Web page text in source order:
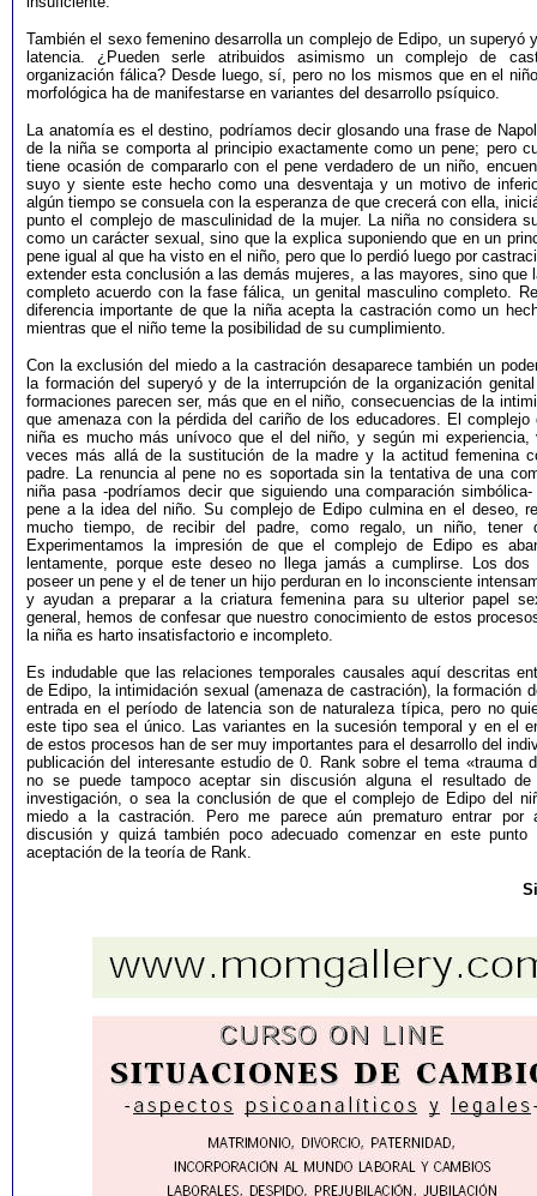
También el sexo femenino desarrolla un complejo de Edipo, un superyó
latencia. ¿Pueden serle atribuidos asimismo un complejo de
organización fálica? Desde luego, sí, pero no los mismos que en el
morfológica ha de manifestarse en variantes del desarrollo psíquico.
La anatomía es el destino, podríamos decir glosando una frase de
de la niña se comporta al principio exactamente como un pene; pero
tiene ocasión de compararlo con el pene verdadero de un niño,
suyo y siente este hecho como una desventaja y un motivo de
algún tiempo se consuela con la esperanza de que crecerá con ella,
punto el complejo de masculinidad de la mujer. La niña no considera
como un carácter sexual, sino que la explica suponiendo que en un
pene igual al que ha visto en el niño, pero que lo perdió luego por
extender esta conclusión a las demás mujeres, a las mayores, sino que
completo acuerdo con la fase fálica, un genital masculino completo.
diferencia importante de que la niña acepta la castración como un
mientras que el niño teme la posibilidad de su cumplimiento.
Con la exclusión del miedo a la castración desaparece también un
la formación del superyó y de la interrupción de la organización
formaciones parecen ser, más que en el niño, consecuencias de la
que amenaza con la pérdida del cariño de los educadores. El complejo
niña es mucho más unívoco que el del niño, y según mi experiencia,
veces más allá de la sustitución de la madre y la actitud femenina
padre. La renuncia al pene no es soportada sin la tentativa de una
niña pasa -podríamos decir que siguiendo una comparación
pene a la idea del niño. Su complejo de Edipo culmina en el deseo,
mucho tiempo, de recibir del padre, como regalo, un niño,
Experimentamos la impresión de que el complejo de Edipo es
lentamente, porque este deseo no llega jamás a cumplirse. Los
poseer un pene y el de tener un hijo perduran en lo inconsciente
y ayudan a preparar a la criatura femenina para su ulterior papel
general, hemos de confesar que nuestro conocimiento de estos
la niña es harto insatisfactorio e incompleto.
Es indudable que las relaciones temporales causales aquí descritas
de Edipo, la intimidación sexual (amenaza de castración), la formación
entrada en el período de latencia son de naturaleza típica, pero no
este tipo sea el único. Las variantes en la sucesión temporal y en el
de estos procesos han de ser muy importantes para el desarrollo del
publicación del interesante estudio de 0. Rank sobre el tema «trauma
no se puede tampoco aceptar sin discusión alguna el resultado de
investigación, o sea la conclusión de que el complejo de Edipo del
miedo a la castración. Pero me parece aún prematuro entrar por
discusión y quizá también poco adecuado comenzar en este
aceptación de la teoría de Rank.